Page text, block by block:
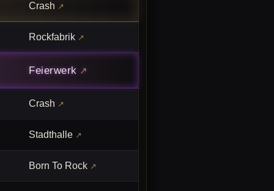
Crash
Rockfabrik
Feierwerk
Crash
Stadthalle
Born To Rock